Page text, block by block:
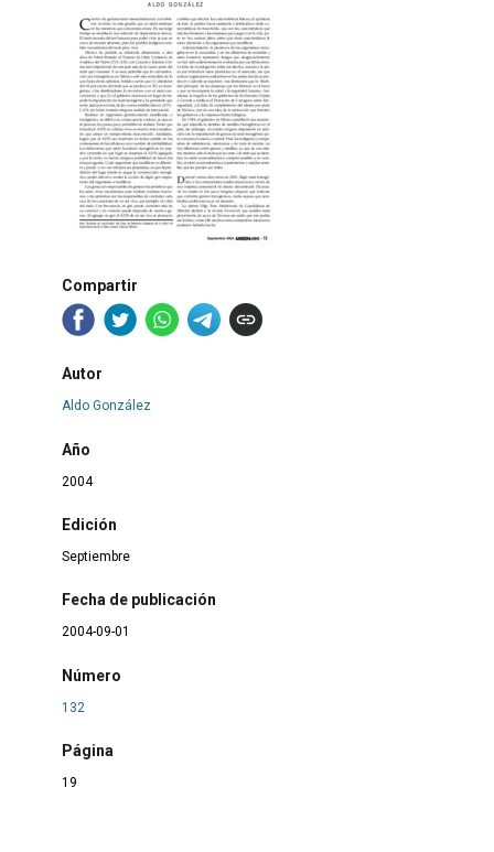
Compartir
Autor
Aldo González
Año
2004
Edición
Septiembre
Fecha de publicación
2004-09-01
Número
132
Página
19